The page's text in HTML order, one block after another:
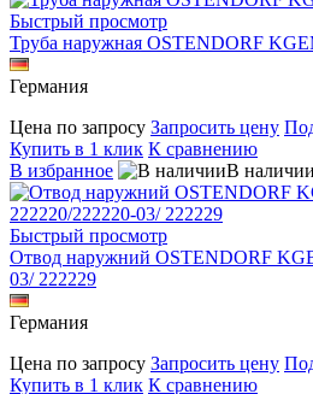
Быстрый просмотр
Труба наружная OSTENDORF
Германия
Цена по запросу Запросить цену
Купить в 1 клик К сравнению
В избранное
В наличии
Быстрый просмотр
Отвод наружний OSTENDORF
03/ 222229
Германия
Цена по запросу Запросить цену
Купить в 1 клик К сравнению